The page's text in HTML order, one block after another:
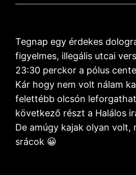
Tegnap egy érdekes
figyelmes, illegális utcai
23:30 perckor a pólus
Kár hogy nem volt nálam
felettébb olcsón
következő részt a Halálos
De amúgy kajak olyan volt,
srácok 😀